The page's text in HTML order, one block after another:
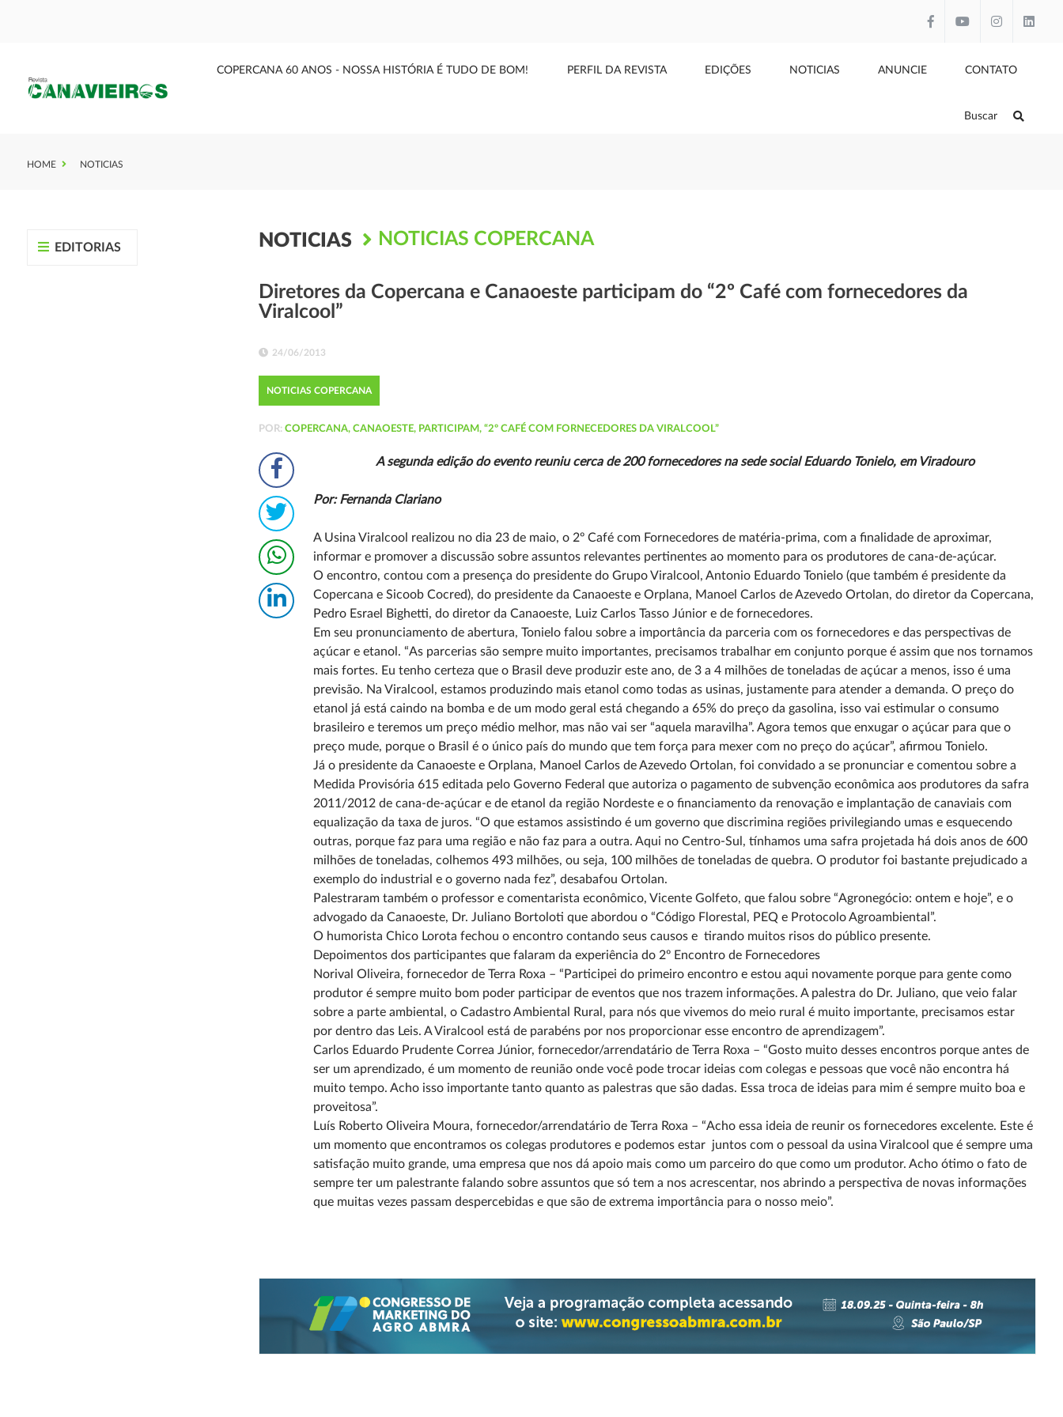
COPERCANA 60 ANOS - NOSSA HISTÓRIA É TUDO DE BOM! PERFIL DA REVISTA EDIÇÕES NOTICIAS ANUNCIE CONTATO
Buscar
HOME NOTICIAS
EDITORIAS NOTICIAS NOTICIAS COPERCANA
Diretores da Copercana e Canaoeste participam do “2º Café com fornecedores da
Viralcool”
24/06/2013
NOTICIAS COPERCANA
POR:COPERCANA, CANAOESTE, PARTICIPAM, “2º CAFÉ COM FORNECEDORES DA VIRALCOOL”
A segunda edição do evento reuniu cerca de 200 fornecedores nasede social Eduardo Tonielo, em Viradouro
Por:Fernanda Clariano
A Usina Viralcool realizou no dia 23 de maio, o 2º Café com Fornecedores de matéria-prima, com a finalidade de aproximar,
informar e promover a discussão sobre assuntos relevantes pertinentes ao momento para os produtores de cana-de-açúcar.
O encontro, contou com a presença do presidente do Grupo Viralcool, Antonio Eduardo Tonielo (que também é presidente da
Copercana e Sicoob Cocred), do presidente da Canaoeste e Orplana, Manoel Carlos de Azevedo Ortolan, do diretor da Copercana,
Pedro Esrael Bighetti, do diretor da Canaoeste, Luiz Carlos Tasso Júnior e de fornecedores.
Em seu pronunciamento de abertura, Tonielo falou sobre a importância da parceria com os fornecedores e das perspectivas de
açúcar e etanol. “As parcerias são sempre muito importantes, precisamos trabalhar em conjunto porque é assim que nos tornamos
mais fortes. Eu tenho certeza que o Brasil deve produzir este ano, de 3 a 4 milhões de toneladas de açúcar a menos, isso é uma
previsão. Na Viralcool, estamos produzindo mais etanol como todas as usinas, justamente para atender a demanda. O preço do
etanol já está caindo na bomba e de um modo geral está chegando a 65% do preço da gasolina, isso vai estimular o consumo
brasileiro e teremos um preço médio melhor, mas não vai ser “aquela maravilha”. Agora temos que enxugar o açúcar para que o
preço mude, porque o Brasil é o único país do mundo que tem força para mexer com no preço do açúcar”, afirmou Tonielo.
Já o presidente da Canaoeste e Orplana, Manoel Carlos de Azevedo Ortolan, foi convidado a se pronunciar e comentou sobre a
Medida Provisória 615 editada pelo Governo Federal que autoriza o pagamento de subvenção econômica aos produtores da safra
2011/2012 de cana-de-açúcar e de etanol da região Nordeste e o financiamento da renovação e implantação de canaviais com
equalização da taxa de juros. “O que estamos assistindo é um governo que discrimina regiões privilegiando umas e esquecendo
outras, porque faz para uma região e não faz para a outra. Aqui no Centro-Sul, tínhamos uma safra projetada há dois anos de 600
milhões de toneladas, colhemos 493 milhões, ou seja, 100 milhões de toneladas de quebra. O produtor foi bastante prejudicado a
exemplo do industrial e o governo nada fez”, desabafou Ortolan.
Palestraram também o professor e comentarista econômico, Vicente Golfeto, que falou sobre “Agronegócio: ontem e hoje”, e o
advogado da Canaoeste, Dr. Juliano Bortoloti que abordou o “Código Florestal, PEQ e Protocolo Agroambiental”.
O humorista Chico Lorota fechou o encontro contando seus causos e tirando muitos risos do público presente.
Depoimentos dos participantes que falaram da experiência do 2º Encontro de Fornecedores
Norival Oliveira, fornecedor de Terra Roxa – “Participei do primeiro encontro e estou aqui novamente porque para gente como
produtor é sempre muito bom poder participar de eventos que nos trazem informações. A palestra do Dr. Juliano, que veio falar
sobre a parte ambiental, o Cadastro Ambiental Rural, para nós que vivemos do meio rural é muito importante, precisamos estar
por dentro das Leis. A Viralcool está de parabéns por nos proporcionar esse encontro de aprendizagem”.
Carlos Eduardo Prudente Correa Júnior, fornecedor/arrendatário de Terra Roxa – “Gosto muito desses encontros porque antes de
ser um aprendizado, é um momento de reunião onde você pode trocar ideias com colegas e pessoas que você não encontra há
muito tempo. Acho isso importante tanto quanto as palestras que são dadas. Essa troca de ideias para mim é sempre muito boa e
proveitosa”.
Luís Roberto Oliveira Moura, fornecedor/arrendatário de Terra Roxa – “Acho essa ideia de reunir os fornecedores excelente. Este é
um momento que encontramos os colegas produtores e podemos estar juntos com o pessoal da usina Viralcool que é sempre uma
satisfação muito grande, uma empresa que nos dá apoio mais como um parceiro do que como um produtor. Acho ótimo o fato de
sempre ter um palestrante falando sobre assuntos que só tem a nos acrescentar, nos abrindo a perspectiva de novas informações
que muitas vezes passam despercebidas e que são de extrema importância para o nosso meio”.